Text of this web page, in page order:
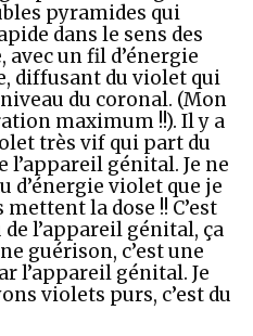
pyramides qui
dans le sens des
un fil d’énergie
diffusant du violet qui
du coronal. (Mon
maximum !!). Il y a
très vif qui part du
l’appareil génital. Je ne
d’énergie violet que je
la dose !! C’est
l’appareil génital, ça
guérison, c’est une
l’appareil génital. Je
violets purs, c’est du